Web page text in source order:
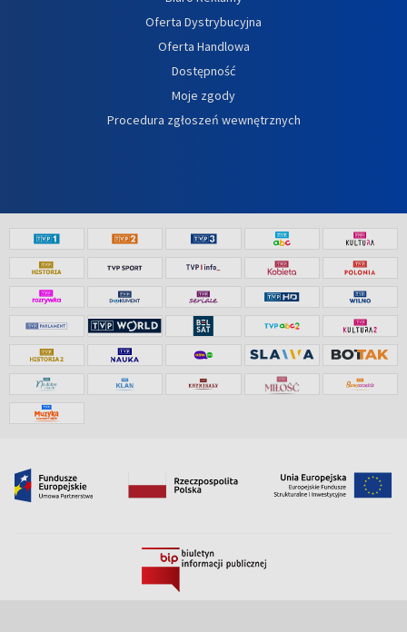
Oferta Dystrybucyjna
Oferta Handlowa
Dostępność
Moje zgody
Procedura zgłoszeń wewnętrznych